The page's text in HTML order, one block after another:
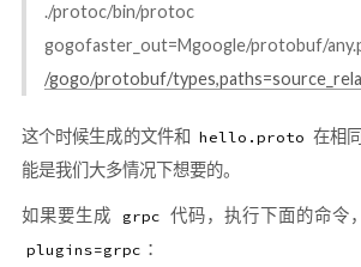
./protoc/bin/
gogofaster_out=Mgoogle/protobuf/
/gogo/protobuf/
这个时候生成的文件和 hello.proto 在相
能是我们大多情况下想要的。
如果要生成 grpc 代码，执行下面的命令
plugins=grpc ：